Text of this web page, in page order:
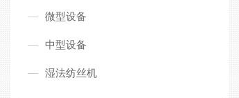
微型设备
中型设备
湿法纺丝机